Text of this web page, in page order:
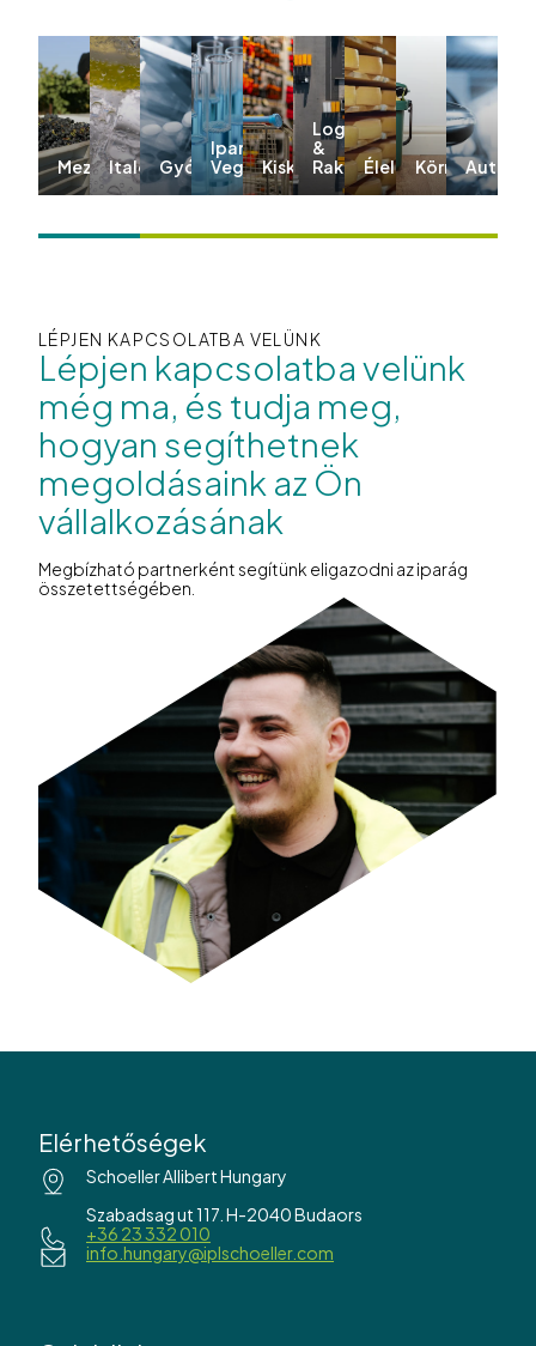
Mezőgazdaság
ItalokGyógyszeripar
Ipar &
VegyiparKiskereskedelem
Logisztika
&
RaktározásÉlelmiszerKörnyezeti
LÉPJEN KAPCSOLATBA VELÜNK
Lépjen kapcsolatba velünk
még ma, és tudja meg,
hogyan segíthetnek
megoldásaink az Ön
vállalkozásának
Megbízható partnerként segítünk eligazodni az iparág
összetettségében.
Elérhetőségek
Schoeller Allibert Hungary
Szabadsag ut 117. H-2040 Budaors
+36 23 332 010
info.hungary@iplschoeller.com